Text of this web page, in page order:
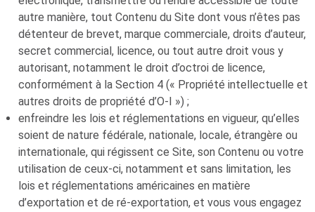
autre manière, tout Contenu du Site dont vous n’êtes pas
détenteur de brevet, marque commerciale, droits d’auteur,
secret commercial, licence, ou tout autre droit vous y
autorisant, notamment le droit d’octroi de licence,
conformément à la Section 4 (« Propriété intellectuelle et
autres droits de propriété d’O-I ») ;
enfreindre les lois et réglementations en vigueur, qu’elles
soient de nature fédérale, nationale, locale, étrangère ou
internationale, qui régissent ce Site, son Contenu ou votre
utilisation de ceux-ci, notamment et sans limitation, les
lois et réglementations américaines en matière
d’exportation et de ré-exportation, et vous vous engagez